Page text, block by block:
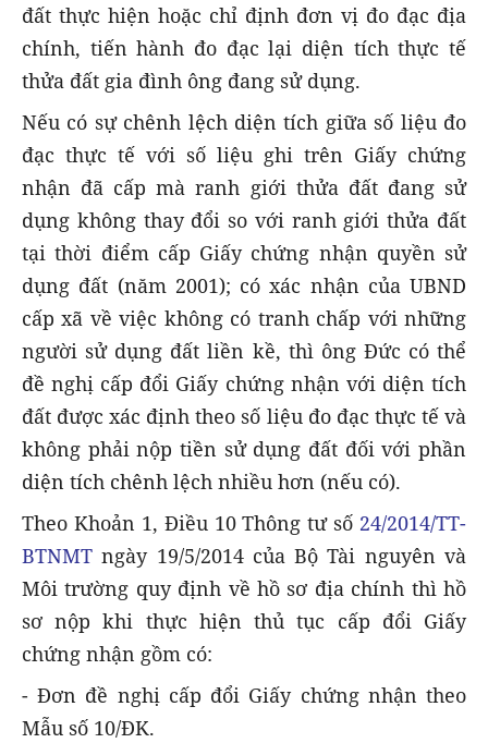
đất thực hiện hoặc chỉ định đơn vị đo đạc địa
chính, tiến hành đo đạc lại diện tích thực tế
thửa đất gia đình ông đang sử dụng.
Nếu có sự chênh lệch diện tích giữa số liệu đo
đạc thực tế với số liệu ghi trên Giấy chứng
nhận đã cấp mà ranh giới thửa đất đang sử
dụng không thay đổi so với ranh giới thửa đất
tại thời điểm cấp Giấy chứng nhận quyền sử
dụng đất (năm 2001); có xác nhận của UBND
cấp xã về việc không có tranh chấp với những
người sử dụng đất liền kề, thì ông Đức có thể
đề nghị cấp đổi Giấy chứng nhận với diện tích
đất được xác định theo số liệu đo đạc thực tế và
không phải nộp tiền sử dụng đất đối với phần
diện tích chênh lệch nhiều hơn (nếu có).
Theo Khoản 1, Điều 10 Thông tư số 24/2014/TT-
BTNMT ngày 19/5/2014 của Bộ Tài nguyên và
Môi trường quy định về hồ sơ địa chính thì hồ
sơ nộp khi thực hiện thủ tục cấp đổi Giấy
chứng nhận gồm có:
- Đơn đề nghị cấp đổi Giấy chứng nhận theo
Mẫu số 10/ĐK.